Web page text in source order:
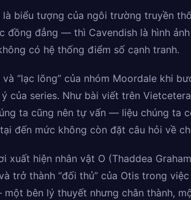
là biểu tượng của ngôi trường truyền
đồng đẳng — thì Cavendish là hình
có hệ thống điểm số cạnh tranh.
và “lạc lõng” của nhóm Moordale khi
của series. Như bài viết trên
ta cũng nên tự vấn — liệu chúng ta
đến mức không còn đặt câu hỏi về
xuất hiện nhân vật O (Thaddea
trở thành “đối thủ” của Otis trong
bên lý thuyết nhưng chân thành,